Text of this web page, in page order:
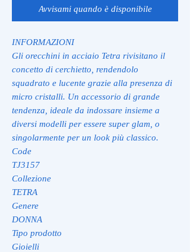
Avvisami quando è disponibile
INFORMAZIONI
Gli orecchini in acciaio Tetra rivisitano il
concetto di cerchietto, rendendolo
squadrato e lucente grazie alla presenza di
micro cristalli. Un accessorio di grande
tendenza, ideale da indossare insieme a
diversi modelli per essere super glam, o
singolarmente per un look più classico.
Code
TJ3157
Collezione
TETRA
Genere
DONNA
Tipo prodotto
Gioielli